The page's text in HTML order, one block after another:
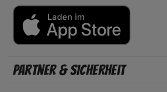
Partner & Sicherheit